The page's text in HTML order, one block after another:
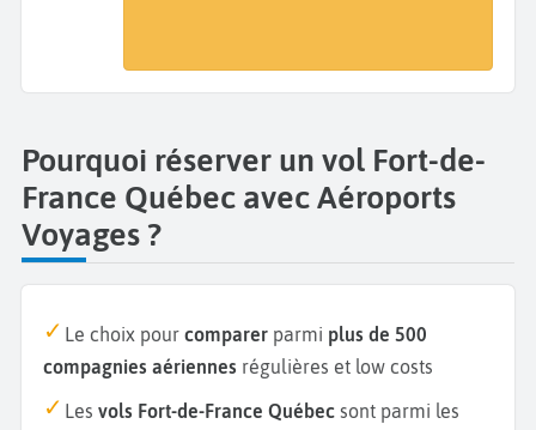
Pourquoi réserver un vol Fort-de-
France Québec avec Aéroports
Voyages ?
Le choix pour comparer parmi plus de 500
compagnies aériennes régulières et low costs
Les vols Fort-de-France Québec sont parmi les